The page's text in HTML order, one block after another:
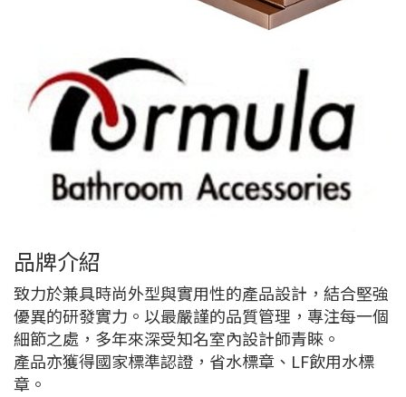
品牌介紹
致力於兼具時尚外型與實用性的產品設計，結合堅強
優異的研發實力。以最嚴謹的品質管理，專注每一個
細節之處，多年來深受知名室內設計師青睞。
產品亦獲得國家標準認證，省水標章、LF飲用水標
章。